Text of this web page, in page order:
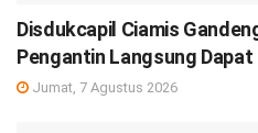
Disdukcapil Ciamis
Pengantin Langsung Dapat
Jumat, 7 Agustus 2026